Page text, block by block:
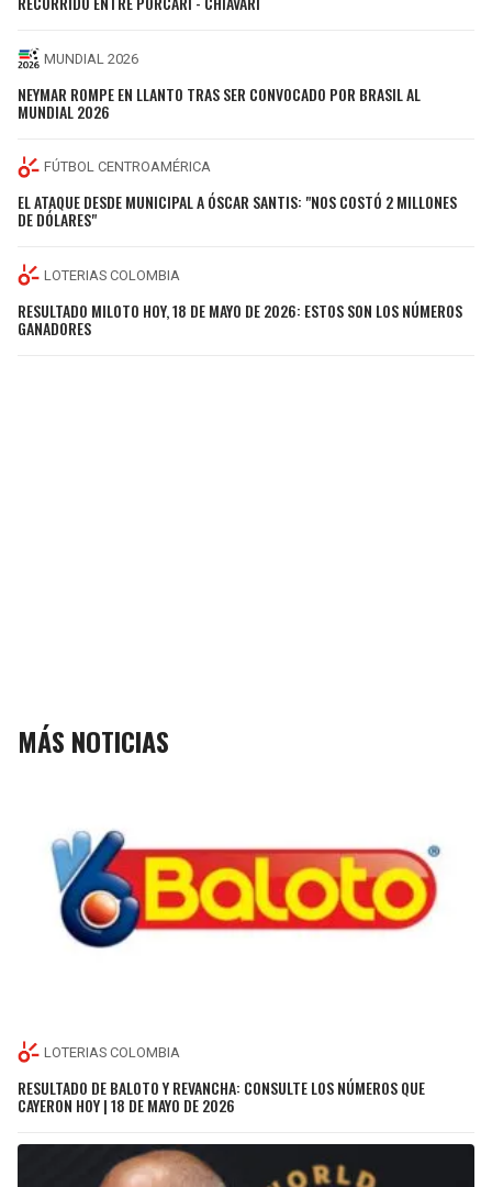
MUNDIAL 2026
NEYMAR ROMPE EN LLANTO TRAS SER CONVOCADO POR BRASIL AL
MUNDIAL 2026
FÚTBOL CENTROAMÉRICA
EL ATAQUE DESDE MUNICIPAL A ÓSCAR SANTIS: "NOS COSTÓ 2 MILLONES
DE DÓLARES"
LOTERIAS COLOMBIA
RESULTADO MILOTO HOY, 18 DE MAYO DE 2026: ESTOS SON LOS NÚMEROS
GANADORES
MÁS NOTICIAS
LOTERIAS COLOMBIA
RESULTADO DE BALOTO Y REVANCHA: CONSULTE LOS NÚMEROS QUE
CAYERON HOY | 18 DE MAYO DE 2026